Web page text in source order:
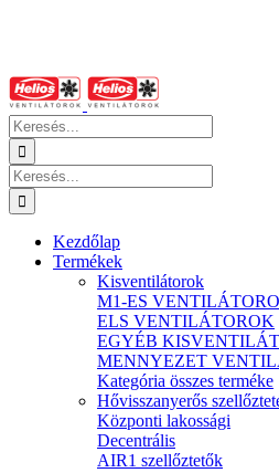
Keresés...
Keresés...
Kezdőlap
Termékek
Kisventilátorok
M1-ES
ELS VENTILÁTOROK
EGYÉB
MENNYEZET
Kategória összes terméke
Hővisszanyerős
Központi lakossági
Decentrális
AIR1 szellőztetők